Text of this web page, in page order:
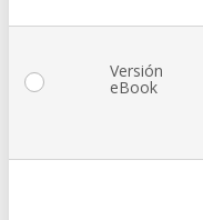
Versión
eBook